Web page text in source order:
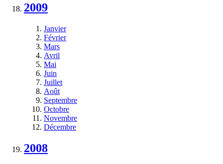
2009
Janvier
Février
Mars
Avril
Mai
Juin
Juillet
Août
Septembre
Octobre
Novembre
Décembre
2008